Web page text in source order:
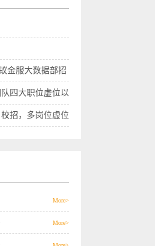
金服大数据部招
四大职位虚位以
招，多岗位虚位
More>
More>